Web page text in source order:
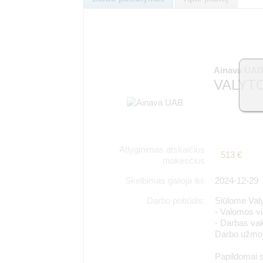
Ainava UAB
513 €
2024-12-29
Siūlome
- Valomos
- Darbas
Darbo
Papildomai